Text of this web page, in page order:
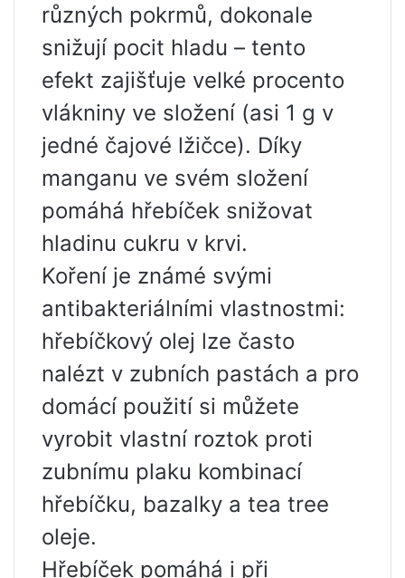
různých pokrmů, dokonale
snižují pocit hladu – tento
efekt zajišťuje velké procento
vlákniny ve složení (asi 1 g v
jedné čajové lžičce). Díky
manganu ve svém složení
pomáhá hřebíček snižovat
hladinu cukru v krvi.
Koření je známé svými
antibakteriálními vlastnostmi:
hřebíčkový olej lze často
nalézt v zubních pastách a pro
domácí použití si můžete
vyrobit vlastní roztok proti
zubnímu plaku kombinací
hřebíčku, bazalky a tea tree
oleje.
Hřebíček pomáhá i při